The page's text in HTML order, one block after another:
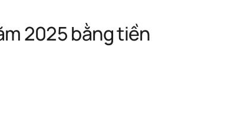
2025 bằng tiền